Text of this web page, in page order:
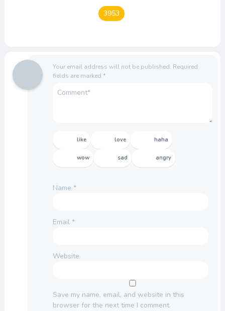
3953
Your email address will not be published. Required
fields are marked *
like love haha
wow sad angry
Name *
Email *
Website
Save my name, email, and website in this
browser for the next time I comment.